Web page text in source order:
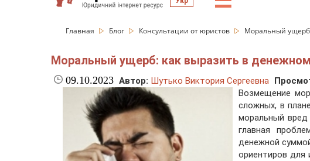
Главная Блог Консультации от юристов Моральный
Моральный ущерб: как выразить в
09.10.2023 Автор: Шутько Виктория Сергеевна
Возмещение
сложных, в
моральный вред
главная
денежной
ориентиров для